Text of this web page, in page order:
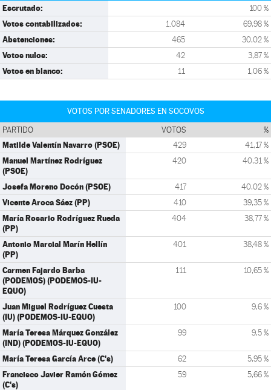
Escrutado: 100 %
Votos contabilizados: 1.084 69,98 %
Abstenciones: 465 30,02 %
Votos nulos: 42 3,87 %
Votos en blanco: 11 1,06 %
VOTOS POR SENADORES EN SOCOVOS
PARTIDO VOTOS %
Matilde Valentín Navarro (PSOE) 429 41,17 %
Manuel Martínez Rodríguez
(PSOE)
420 40,31 %
Josefa Moreno Docón (PSOE) 417 40,02 %
Vicente Aroca Sáez (PP) 410 39,35 %
María Rosario Rodríguez Rueda
(PP)
404 38,77 %
Antonio Marcial Marín Hellín
(PP)
401 38,48 %
Carmen Fajardo Barba
(PODEMOS) (PODEMOS-IU-
EQUO)
111 10,65 %
Juan Miguel Rodríguez Cuesta
(IU) (PODEMOS-IU-EQUO)
100 9,6 %
María Teresa Márquez González
(IND) (PODEMOS-IU-EQUO)
99 9,5 %
María Teresa García Arce (C's) 62 5,95 %
Francisco Javier Ramón Gómez
(C's)
59 5,66 %